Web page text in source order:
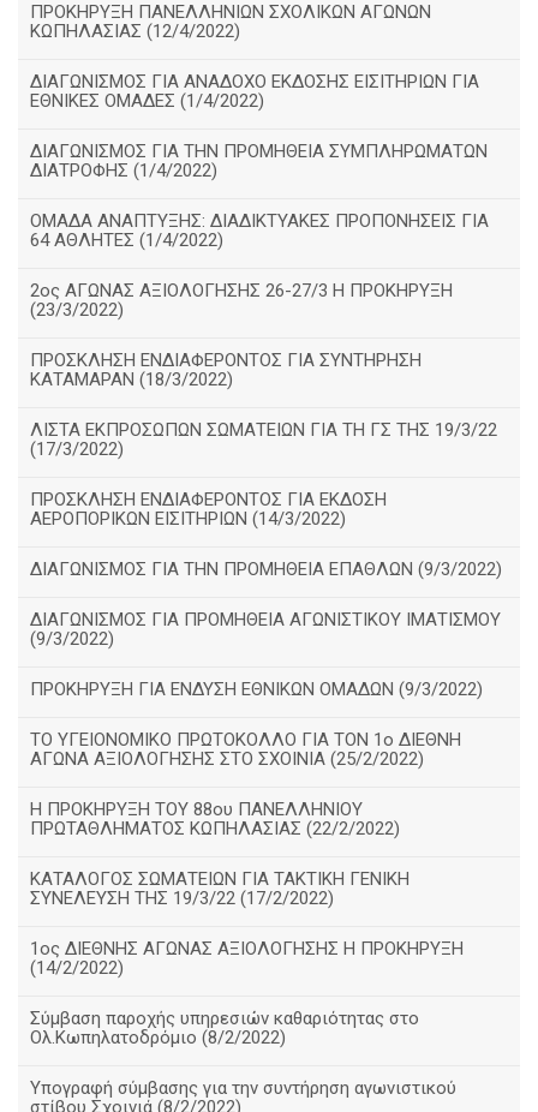
ΠΡΟΚΗΡΥΞΗ ΠΑΝΕΛΛΗΝΙΩΝ ΣΧΟΛΙΚΩΝ ΑΓΩΝΩΝ
ΚΩΠΗΛΑΣΙΑΣ (12/4/2022)
ΔΙΑΓΩΝΙΣΜΟΣ ΓΙΑ ΑΝΑΔΟΧΟ ΕΚΔΟΣΗΣ ΕΙΣΙΤΗΡΙΩΝ ΓΙΑ
ΕΘΝΙΚΕΣ ΟΜΑΔΕΣ (1/4/2022)
ΔΙΑΓΩΝΙΣΜΟΣ ΓΙΑ ΤΗΝ ΠΡΟΜΗΘΕΙΑ ΣΥΜΠΛΗΡΩΜΑΤΩΝ
ΔΙΑΤΡΟΦΗΣ (1/4/2022)
ΟΜΑΔΑ ΑΝΑΠΤΥΞΗΣ: ΔΙΑΔΙΚΤΥΑΚΕΣ ΠΡΟΠΟΝΗΣΕΙΣ ΓΙΑ
64 ΑΘΛΗΤΕΣ (1/4/2022)
2ος ΑΓΩΝΑΣ ΑΞΙΟΛΟΓΗΣΗΣ 26-27/3 Η ΠΡΟΚΗΡΥΞΗ
(23/3/2022)
ΠΡΟΣΚΛΗΣΗ ΕΝΔΙΑΦΕΡΟΝΤΟΣ ΓΙΑ ΣΥΝΤΗΡΗΣΗ
ΚΑΤΑΜΑΡΑΝ (18/3/2022)
ΛΙΣΤΑ ΕΚΠΡΟΣΩΠΩΝ ΣΩΜΑΤΕΙΩΝ ΓΙΑ ΤΗ ΓΣ ΤΗΣ 19/3/22
(17/3/2022)
ΠΡΟΣΚΛΗΣΗ ΕΝΔΙΑΦΕΡΟΝΤΟΣ ΓΙΑ ΕΚΔΟΣΗ
ΑΕΡΟΠΟΡΙΚΩΝ ΕΙΣΙΤΗΡΙΩΝ (14/3/2022)
ΔΙΑΓΩΝΙΣΜΟΣ ΓΙΑ ΤΗΝ ΠΡΟΜΗΘΕΙΑ ΕΠΑΘΛΩΝ (9/3/2022)
ΔΙΑΓΩΝΙΣΜΟΣ ΓΙΑ ΠΡΟΜΗΘΕΙΑ ΑΓΩΝΙΣΤΙΚΟΥ ΙΜΑΤΙΣΜΟΥ
(9/3/2022)
ΠΡΟΚΗΡΥΞΗ ΓΙΑ ΕΝΔΥΣΗ ΕΘΝΙΚΩΝ ΟΜΑΔΩΝ (9/3/2022)
ΤΟ ΥΓΕΙΟΝΟΜΙΚΟ ΠΡΩΤΟΚΟΛΛΟ ΓΙΑ ΤΟΝ 1ο ΔΙΕΘΝΗ
ΑΓΩΝΑ ΑΞΙΟΛΟΓΗΣΗΣ ΣΤΟ ΣΧΟΙΝΙΑ (25/2/2022)
Η ΠΡΟΚΗΡΥΞΗ ΤΟΥ 88ου ΠΑΝΕΛΛΗΝΙΟΥ
ΠΡΩΤΑΘΛΗΜΑΤΟΣ ΚΩΠΗΛΑΣΙΑΣ (22/2/2022)
ΚΑΤΑΛΟΓΟΣ ΣΩΜΑΤΕΙΩΝ ΓΙΑ ΤΑΚΤΙΚΗ ΓΕΝΙΚΗ
ΣΥΝΕΛΕΥΣΗ ΤΗΣ 19/3/22 (17/2/2022)
1ος ΔΙΕΘΝΗΣ ΑΓΩΝΑΣ ΑΞΙΟΛΟΓΗΣΗΣ Η ΠΡΟΚΗΡΥΞΗ
(14/2/2022)
Σύμβαση παροχής υπηρεσιών καθαριότητας στο
Ολ.Κωπηλατοδρόμιο (8/2/2022)
Υπογραφή σύμβασης για την συντήρηση αγωνιστικού
στίβου Σχοινιά (8/2/2022)